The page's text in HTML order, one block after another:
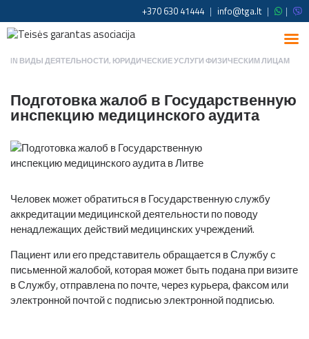
+370 630 41444 | info@tga.lt | |
IN ВИДЫ ДЕЯТЕЛЬНОСТИ, ЮРИДИЧЕСКИЕ УСЛУГИ ФИЗИЧЕСКИМ ЛИЦАМ
Подготовка жалоб в Государственную
инспекцию медицинского аудита
Человек может обратиться в Государственную службу
аккредитации медицинской деятельности по поводу
ненадлежащих действий медицинских учреждений.
Пациент или его представитель обращается в Службу с
письменной жалобой, которая может быть подана при визите
в Службу, отправлена по почте, через курьера, факсом или
электронной почтой с подписью электронной подписью.